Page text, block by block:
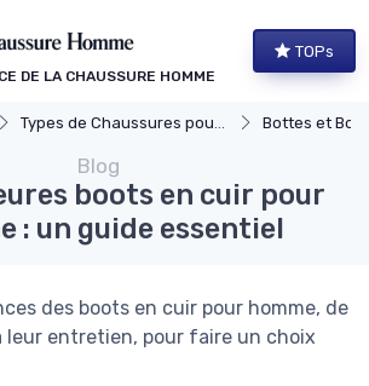
DE LA CHAUSSURE HOMME
TOPs
Types de Chaussures pour Hommes Bottes et
Blog
boots en cuir pour
: un guide essentiel
des boots en cuir pour homme, de
leur entretien, pour faire un choix
des cookies